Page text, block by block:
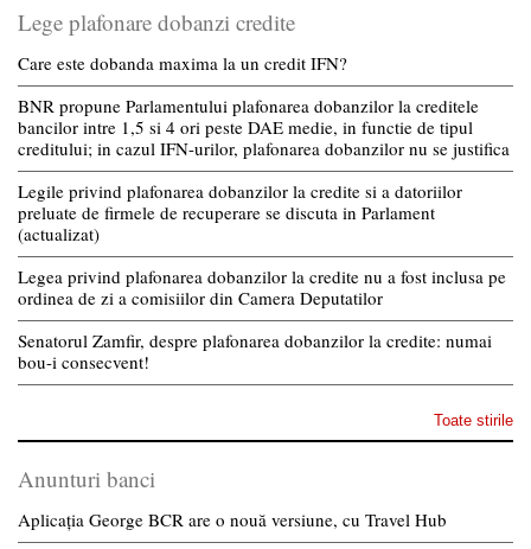
Lege plafonare dobanzi credite
Care este dobanda maxima la un credit IFN?
BNR propune Parlamentului plafonarea dobanzilor la creditele
bancilor intre 1,5 si 4 ori peste DAE medie, in functie de tipul
creditului; in cazul IFN-urilor, plafonarea dobanzilor nu se justifica
Legile privind plafonarea dobanzilor la credite si a datoriilor
preluate de firmele de recuperare se discuta in Parlament
(actualizat)
Legea privind plafonarea dobanzilor la credite nu a fost inclusa pe
ordinea de zi a comisiilor din Camera Deputatilor
Senatorul Zamfir, despre plafonarea dobanzilor la credite: numai
bou-i consecvent!
Toate stirile
Anunturi banci
Aplicația George BCR are o nouă versiune, cu Travel Hub